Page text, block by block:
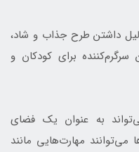
داشتن طرح جذاب و شاد،
برای کودکان و
به عنوان یک فضای
مهارت‌هایی مانند